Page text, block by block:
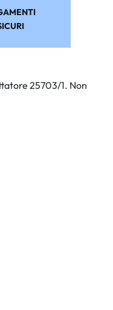
25703/1. Non